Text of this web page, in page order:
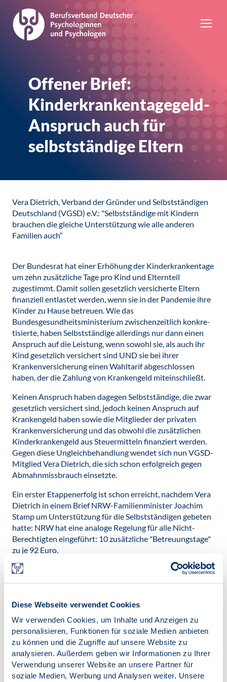
Diese Webseite verwendet Cookies
Wir verwenden Cookies, um Inhalte und Anzeigen zu
personalisieren, Funktionen für soziale Medien anbieten
zu können und die Zugriffe auf unsere Website zu
analysieren. Außerdem geben wir Informationen zu Ihrer
Verwendung unserer Website an unsere Partner für
soziale Medien, Werbung und Analysen weiter. Unsere
Offener Brief:
Kinderkrankentagegeld-
Anspruch auch für
selbstständige Eltern
Vera Dietrich, Verband der Gründer und Selbstständigen
Deutschland (VGSD) e.V.: "Selbstständige mit Kindern
brauchen die gleiche Unterstützung wie alle anderen
Familien auch“
Der Bundesrat hat einer Erhöhung der Kinderkrankentage
um zehn zusätzliche Tage pro Kind und Elternteil
zugestimmt. Damit sollen gesetzlich versicherte Eltern
finanziell entlastet werden, wenn sie in der Pandemie ihre
Kinder zu Hause betreuen. Wie das
Bundesgesundheitsministerium zwischen­zeitlich konkre­
tisierte, haben Selbstständige allerdings nur dann einen
Anspruch auf die Leistung, wenn sowohl sie, als auch ihr
Kind gesetzlich versichert sind UND sie bei ihrer
Krankenversicherung einen Wahltarif abgeschlossen
haben, der die Zahlung von Krankengeld miteinschließt.
Keinen Anspruch haben dagegen Selbstständige, die zwar
gesetzlich versichert sind, jedoch keinen Anspruch auf
Krankengeld haben sowie die Mitglieder der privaten
Krankenversicherung und das obwohl die zusätzlichen
Kinderkrankengeld aus Steuermitteln finanziert werden.
Gegen diese Ungleichbehandlung wendet sich nun VGSD-
Mitglied Vera Dietrich, die sich schon erfolgreich gegen
Abmahnmissbrauch einsetzte.
Ein erster Etappenerfolg ist schon erreicht, nachdem Vera
Dietrich in einem Brief NRW-Familienminister Joachim
Stamp um Unterstützung für die Selbstständigen gebeten
hatte: NRW hat eine analoge Regelung für alle Nicht-
Berechtigten eingeführt: 10 zusätzliche "Betreuungstage"
zu je 92 Euro.
Der BDP zeichnete den Offenen Brief mit, der sich an
Zum Offenen Brief
Datei herunterladen:
Offener-Brief-an-Minister-Spahn-
Kinderkrankengeld.pdf[635 KB]